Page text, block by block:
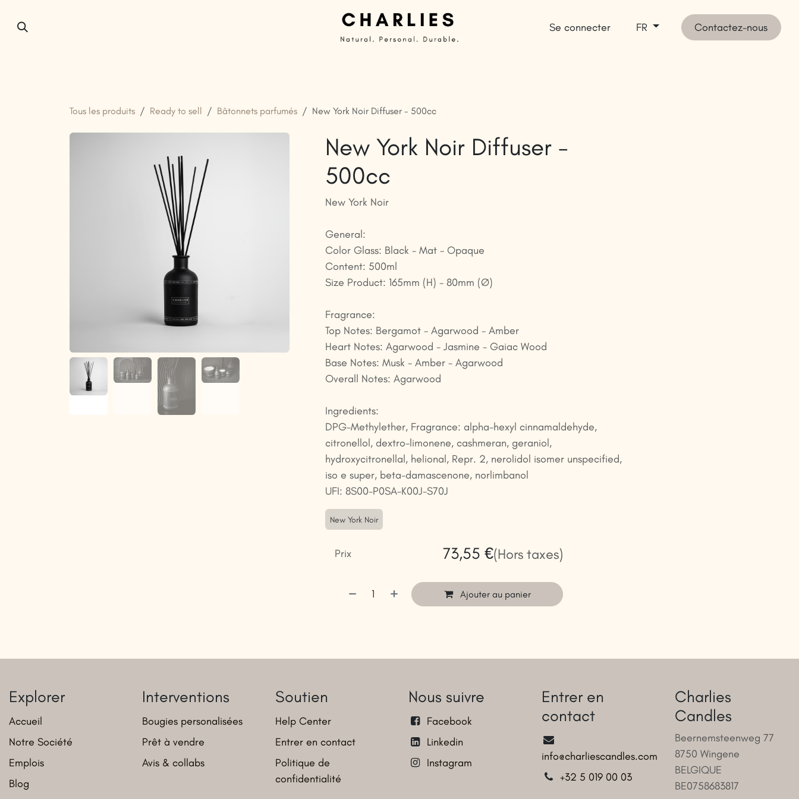
Se connecter FR Contactez-nous
Tous les produits Ready to sell Bâtonnets parfumés New York Noir Diffuser - 500cc
New York Noir Diffuser -
500cc
New York Noir
General:
Color Glass: Black - Mat - Opaque
Content: 500ml
Size Product: 165mm (H) - 80mm (Ø)
Fragrance:
Top Notes: Bergamot - Agarwood - Amber
Heart Notes: Agarwood - Jasmine - Gaiac Wood
Base Notes: Musk - Amber - Agarwood
Overall Notes: Agarwood
Ingredients:
DPG-Methylether, Fragrance: alpha-hexyl cinnamaldehyde,
citronellol, dextro-limonene, cashmeran, geraniol,
hydroxycitronellal, helional, Repr. 2, nerolidol isomer unspecified,
iso e super, beta-damascenone, norlimbanol
UFI: 8S00-P0SA-K00J-S70J
New York Noir
Ajouter au panier
Prix 73,55 €(Hors taxes)
Explorer
Accueil
Notre Société
Emplois
Blog
Interventions
Bougies personalisées
Prêt à vendre
Avis & collabs
Soutien
Help Center
Entrer en contact
Politique de
confidentialité
Nous suivre
Facebook
Linkedin
Instagram
Entrer en
contact
info@charliescandles.com
+32 5 019 00 03
Charlies
Candles
Beernemsteenweg 77
8750 Wingene
BELGIQUE
BE0758683817